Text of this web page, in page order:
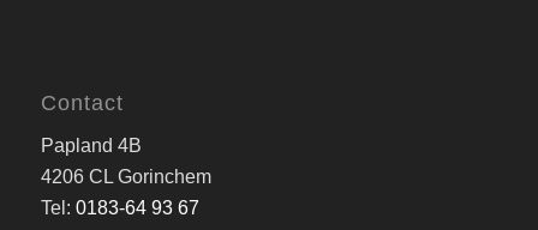
Contact
Papland 4B
4206 CL Gorinchem
Tel: 0183-64 93 67